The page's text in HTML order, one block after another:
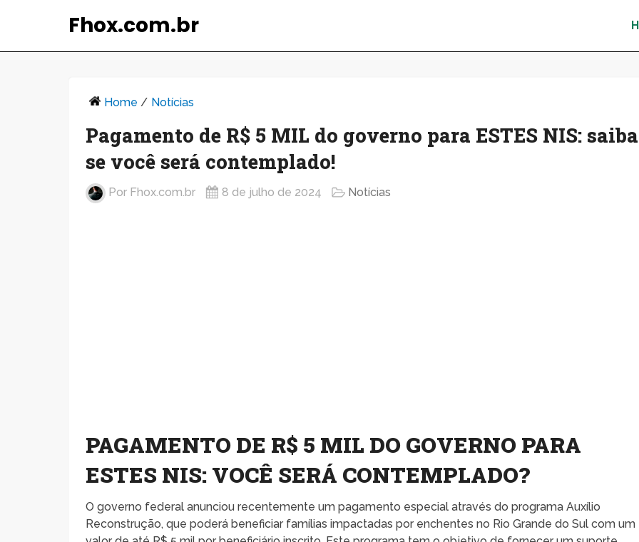
Fhox.com.br
Home / Notícias
Pagamento de R$ 5 MIL do governo para ESTES NIS: saiba
se você será contemplado!
Por Fhox.com.br 8 de julho de 2024 Notícias
PAGAMENTO DE R$ 5 MIL DO GOVERNO PARA
ESTES NIS: VOCÊ SERÁ CONTEMPLADO?
O governo federal anunciou recentemente um pagamento especial através do programa Auxílio
Reconstrução, que poderá beneficiar famílias impactadas por enchentes no Rio Grande do Sul com um